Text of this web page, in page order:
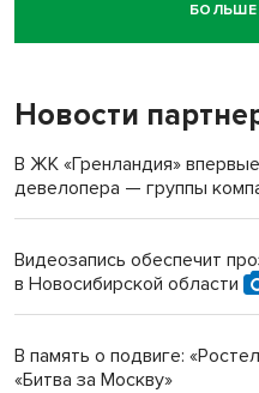
Новосибирский суд
пенсионерки на вокзале
Новости
В ЖК «Гренландия»
девелопера — группы
Видеозапись обеспечит
в Новосибирской области
В память о подвиге:
«Битва за Москву»